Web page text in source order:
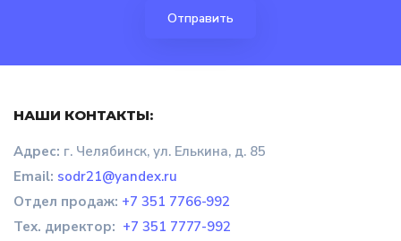
НАШИ КОНТАКТЫ:
Адрес: г. Челябинск, ул. Елькина, д. 85
Email: sodr21@yandex.ru
Отдел продаж: +7 351 7766-992
Тех. директор: +7 351 7777-992